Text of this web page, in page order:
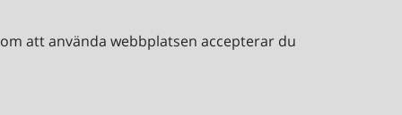
att använda webbplatsen accepterar du